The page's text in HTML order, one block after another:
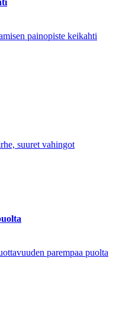
painopiste keikahti
suuret vahingot
parempaa puolta